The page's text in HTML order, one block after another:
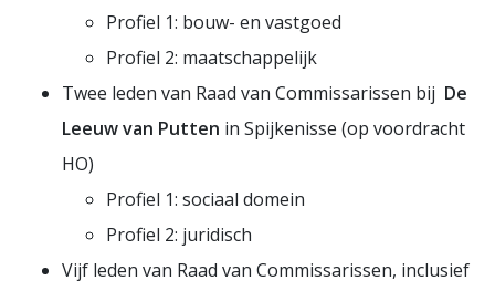
Profiel 1: bouw- en vastgoed
Profiel 2: maatschappelijk
Twee leden van Raad van Commissarissen bij De
Leeuw van Putten in Spijkenisse (op voordracht
HO)
Profiel 1: sociaal domein
Profiel 2: juridisch
Vijf leden van Raad van Commissarissen, inclusief